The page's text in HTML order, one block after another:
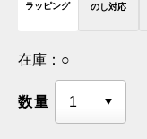
ラッピング のし対応
在庫： ○
数量